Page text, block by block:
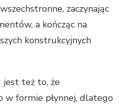
zaczynając
a kończąc na
konstrukcyjnych
jest też to, że
w formie płynnej, dlatego